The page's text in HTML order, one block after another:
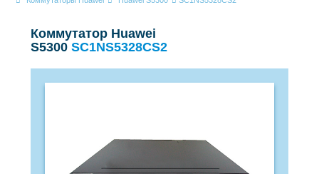
Коммутатор Huawei
S5300 SC1NS5328CS2